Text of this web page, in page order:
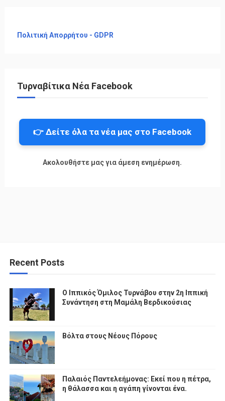
Πολιτική Απορρήτου - GDPR
Τυρναβίτικα Νέα Facebook
👉 Δείτε όλα τα νέα μας στο Facebook
Ακολουθήστε μας για άμεση ενημέρωση.
Recent Posts
Ο Ιππικός Όμιλος Τυρνάβου στην 2η Ιππική
Συνάντηση στη Μαμάλη Βερδικούσιας
Βόλτα στους Νέους Πόρους
Παλαιός Παντελεήμονας: Εκεί που η πέτρα,
η θάλασσα και η αγάπη γίνονται ένα.